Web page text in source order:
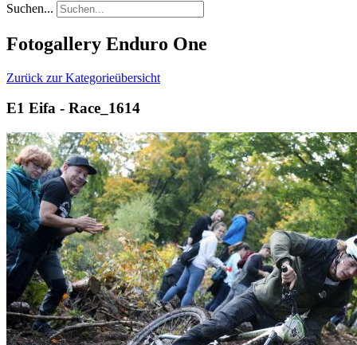
Suchen...
Fotogallery Enduro One
Zurück zur Kategorieübersicht
E1 Eifa - Race_1614